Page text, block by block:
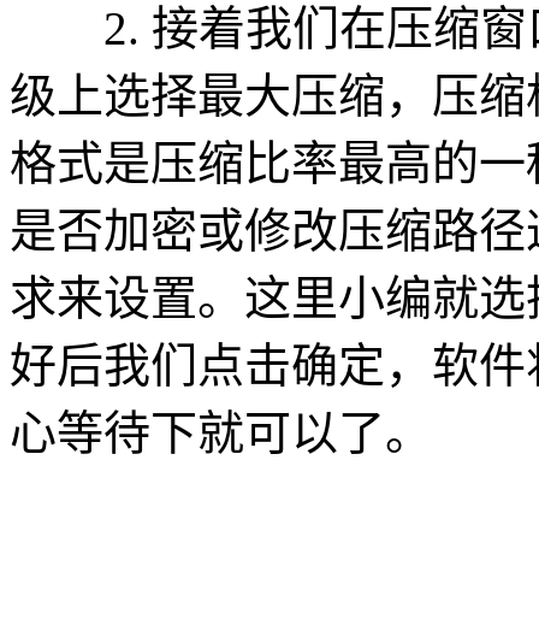
2. 接着我们在压缩窗
级上选择最大压缩，压
格式是压缩比率最高的
是否加密或修改压缩路
求来设置。这里小编就
好后我们点击确定，软
心等待下就可以了。